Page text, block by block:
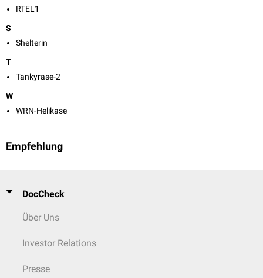
RTEL1
S
Shelterin
T
Tankyrase-2
W
WRN-Helikase
Empfehlung
DocCheck
Über Uns
Investor Relations
Presse